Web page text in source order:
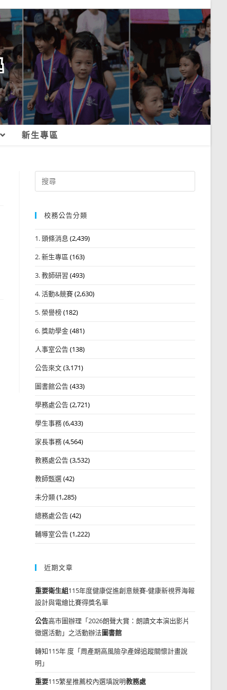
新生專區
Search
for:
校務公告分類
1. 頭條消息 (2,439)
2. 新生專區 (163)
3. 教師研習 (493)
4. 活動&競賽(2,630)
5. 榮譽榜(182)
6. 獎助學金(481)
人事室公告(138)
公告來文(3,171)
圖書館公告(433)
學務處公告(2,721)
學生事務(6,433)
家長事務(4,564)
教務處公告(3,532)
教師甄選(42)
未分類(1,285)
總務處公告(42)
輔導室公告(1,222)
近期文章
重要衛生組115年度健康促進創意競賽-健康新視界海報
設計與電繪比賽得獎名單
公告高市圖辦理「2026朗聲大賞：朗讀文本演出影片
徵選活動」之活動辦法圖書館
轉知115年 度「周產期高風險孕產婦追蹤關懷計畫說
明」
重要115繁星推薦校內選填說明教務處